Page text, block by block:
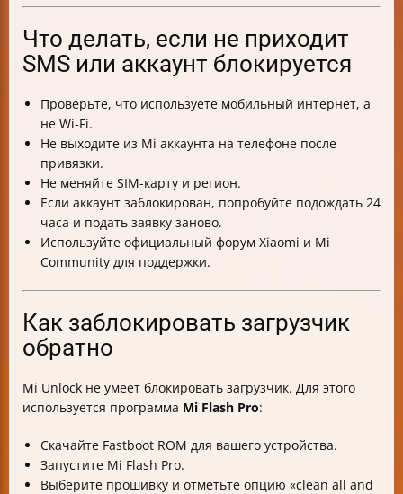
Что делать, если не приходит
SMS или аккаунт блокируется
Проверьте, что используете мобильный интернет, а
не Wi-Fi.
Не выходите из Mi аккаунта на телефоне после
привязки.
Не меняйте SIM-карту и регион.
Если аккаунт заблокирован, попробуйте подождать 24
часа и подать заявку заново.
Используйте официальный форум Xiaomi и Mi
Community для поддержки.
Как заблокировать загрузчик
обратно
Mi Unlock не умеет блокировать загрузчик. Для этого
используется программа Mi Flash Pro:
Скачайте Fastboot ROM для вашего устройства.
Запустите Mi Flash Pro.
Выберите прошивку и отметьте опцию «clean all and